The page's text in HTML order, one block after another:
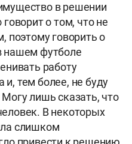
в решении
о том, что не
поэтому говорить о
нашем футболе
работу
тем более, не буду
лишь сказать, что
В некоторых
слишком